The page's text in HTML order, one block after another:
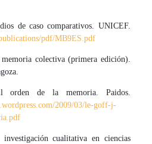
de caso comparativos. UNICEF.
pdf/MB9ES.pdf
colectiva (primera edición).
de la memoria. Paidos.
2009/03/le-goff-j-
cualitativa en ciencias